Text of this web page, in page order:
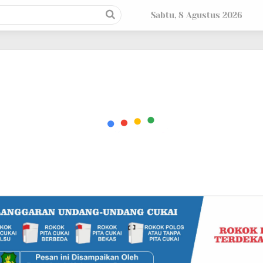
Sabtu, 8 Agustus 2026